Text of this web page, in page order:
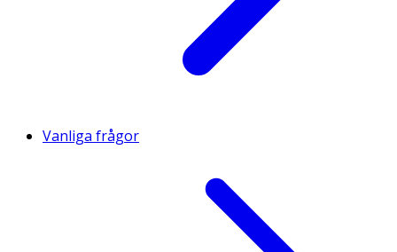
Vanliga frågor